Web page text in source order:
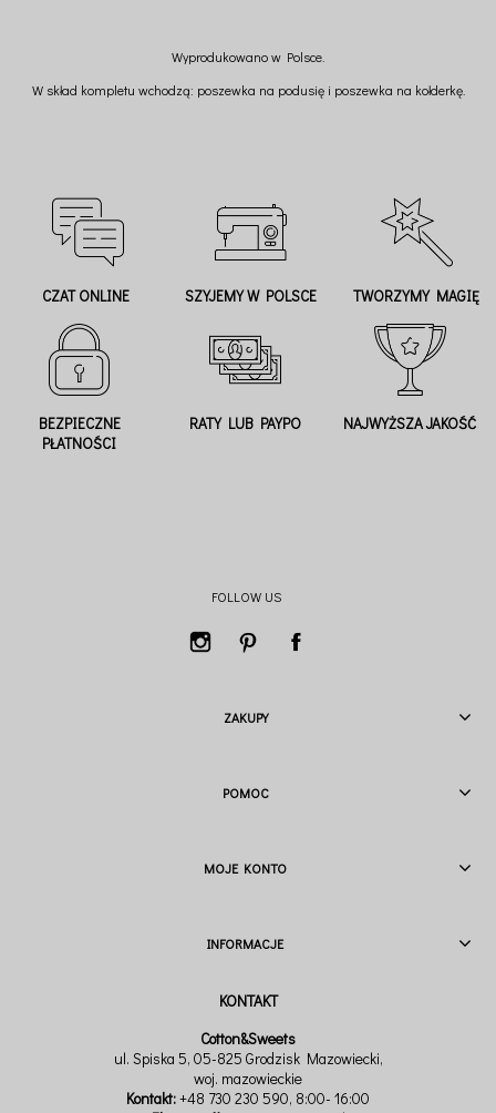
Wyprodukowano w Polsce.
W skład kompletu wchodzą: poszewka na podusię i poszewka na kołderkę.
CZAT ONLINE SZYJEMY W POLSCE TWORZYMY MAGIĘ
BEZPIECZNE
PŁATNOŚCI
RATY LUB PAYPO NAJWYŻSZA JAKOŚĆ
FOLLOW US
ZAKUPY
POMOC
MOJE KONTO
INFORMACJE
Cotton&Sweets
ul. Spiska 5, 05-825 Grodzisk Mazowiecki,
woj. mazowieckie
Kontakt:+48 730 230 590, 8:00- 16:00